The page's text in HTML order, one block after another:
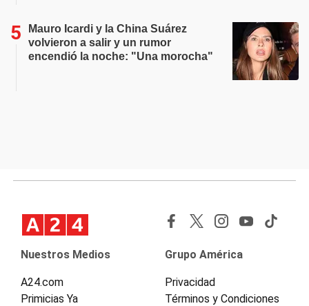
Mauro Icardi y la China Suárez
volvieron a salir y un rumor
encendió la noche: "Una morocha"
Nuestros Medios
A24.com
Primicias Ya
Grupo América
Privacidad
Términos y Condiciones